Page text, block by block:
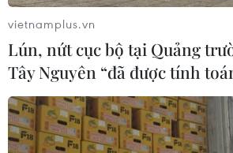
vietnamplus.vn
Lún, nứt cục bộ tại Quảng
Tây Nguyên “đã được tính